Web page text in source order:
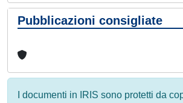
Pubblicazioni consigliate
I documenti in IRIS sono protetti da